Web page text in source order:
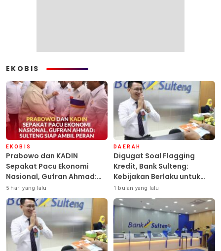
EKOBIS
EKOBIS
Prabowo dan KADIN
Sepakat Pacu Ekonomi
Nasional, Gufran Ahmad:
Sulteng Siap Ambil Peran
5 hari yang lalu
DAERAH
Digugat Soal Flagging
Kredit, Bank Sulteng:
Kebijakan Berlaku untuk
Seluruh Debitur ASN
1 bulan yang lalu